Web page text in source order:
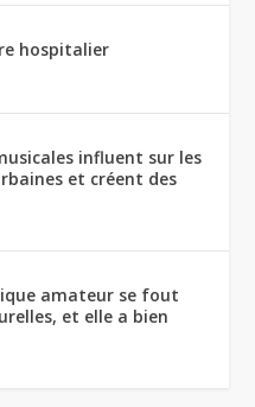
hospitalier
influent sur les
et créent des
amateur se fout
et elle a bien